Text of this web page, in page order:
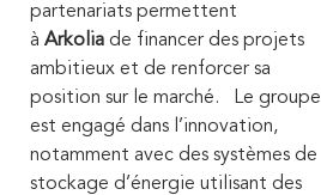
partenariats permettent
à Arkolia de financer des projets
ambitieux et de renforcer sa
position sur le marché. Le groupe
est engagé dans l’innovation,
notamment avec des systèmes de
stockage d’énergie utilisant des